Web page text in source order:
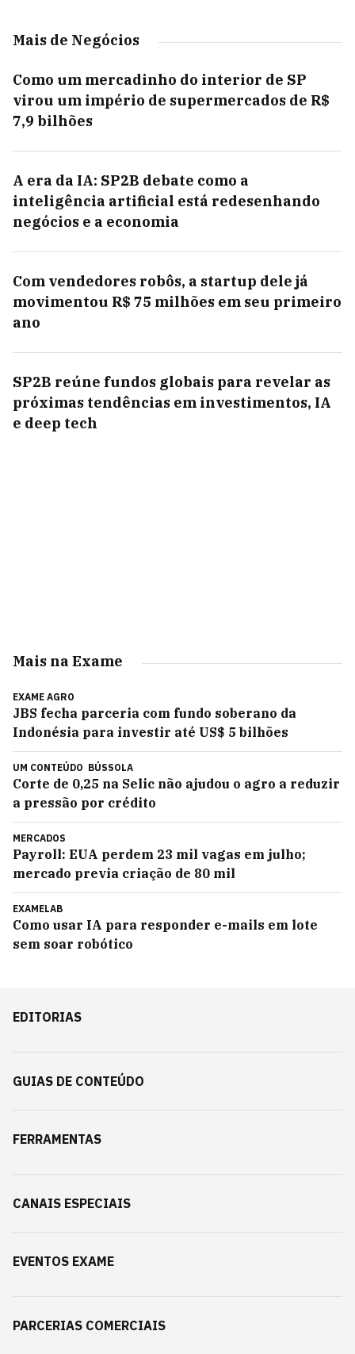
Mais de Negócios
Como um mercadinho do interior de SP
virou um império de supermercados de R$
7,9 bilhões
A era da IA: SP2B debate como a
inteligência artificial está redesenhando
negócios e a economia
Com vendedores robôs, a startup dele já
movimentou R$ 75 milhões em seu primeiro
ano
SP2B reúne fundos globais para revelar as
próximas tendências em investimentos, IA
e deep tech
Mais na Exame
EXAME AGRO
JBS fecha parceria com fundo soberano da
Indonésia para investir até US$ 5 bilhões
UM CONTEÚDO BÚSSOLA
Corte de 0,25 na Selic não ajudou o agro a reduzir
a pressão por crédito
MERCADOS
Payroll: EUA perdem 23 mil vagas em julho;
mercado previa criação de 80 mil
EXAMELAB
Como usar IA para responder e-mails em lote
sem soar robótico
EDITORIAS
GUIAS DE CONTEÚDO
FERRAMENTAS
CANAIS ESPECIAIS
EVENTOS EXAME
PARCERIAS COMERCIAIS